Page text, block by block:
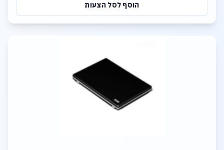
הוסף לסל הצעות